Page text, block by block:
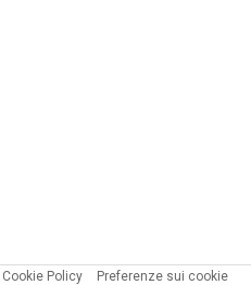
Cookie Policy
Preferenze sui cookie